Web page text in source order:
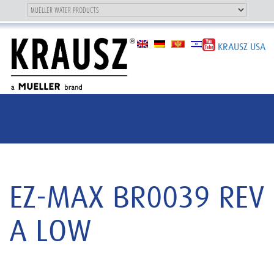
Toggle
navigation
navigation
OUR BRAND
KRAUSZ USA
EZ-MAX BR0039 REV
A LOW